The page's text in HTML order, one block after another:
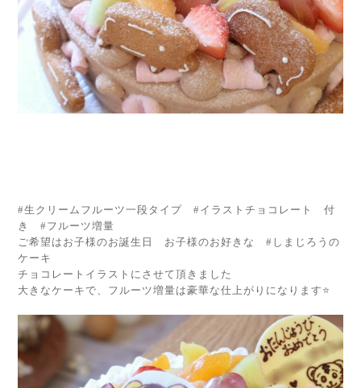
#生クリームフルーツ一段タイプ #イラストチョコレート 付
き #フルーツ増量
ご希望はお子様のお誕生日 お子様のお好きな #しまじろうの
ケーキ
チョコレートイラストにさせて頂きました
大きなケーキで、フルーツ増量は豪華な仕上がりになります⭐️